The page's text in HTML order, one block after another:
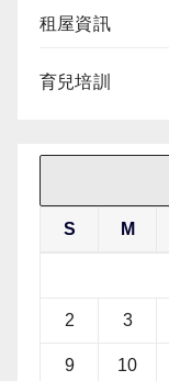
租屋資訊
育兒培訓
S M
2 3
9 10